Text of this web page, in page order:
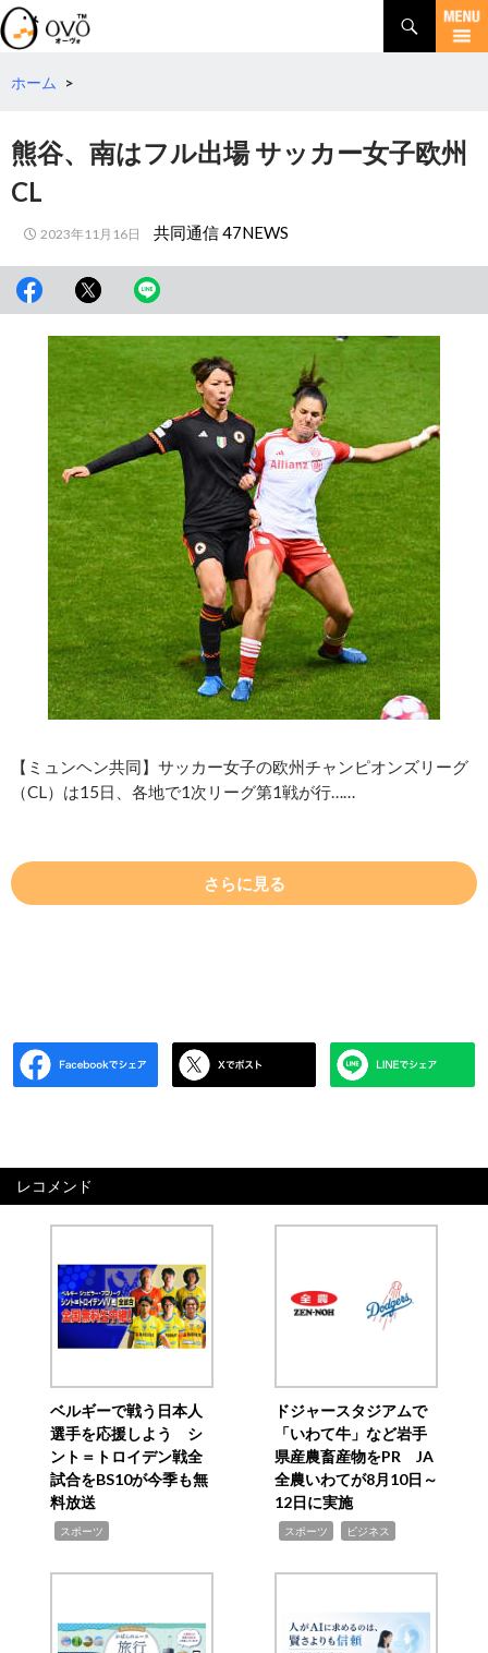
検
索
コ
テ
へ
動
ホーム >
熊谷、南はフル出場 サッカー女子欧州
CL
2023年11月16日 共同通信 47NEWS
【ミュンヘン共同】サッカー女子の欧州チャンピオンズリーグ
（CL）は15日、各地で1次リーグ第1戦が行……
さらに見る
レコメンド
ベルギーで戦う日本人
選手を応援しよう シ
ント＝トロイデン戦全
試合をBS10が今季も無
料放送
スポーツ
ドジャースタジアムで
「いわて牛」など岩手
県産農畜産物をPR JA
全農いわてが8月10日～
12日に実施
スポーツ ビジネス